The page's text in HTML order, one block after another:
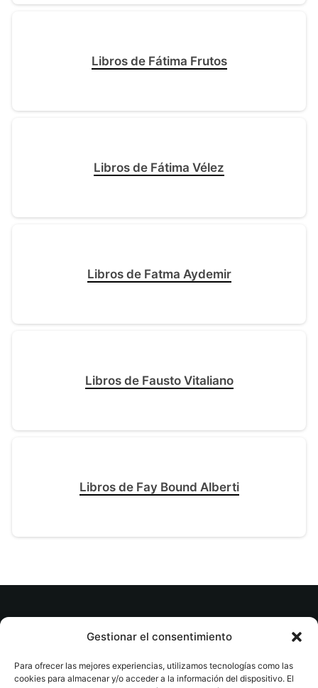
Gestionar el consentimiento
Para ofrecer las mejores experiencias, utilizamos tecnologías como las
cookies para almacenar y/o acceder a la información del dispositivo. El
Libros de Fátima Frutos
Libros de Fátima Vélez
Libros de Fatma Aydemir
Libros de Fausto Vitaliano
Libros de Fay Bound Alberti
© tuslibrosvip.com · Todos los derechos